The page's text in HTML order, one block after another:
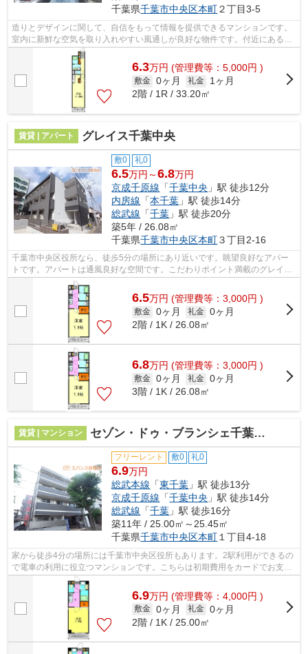
千葉県千葉市中央区本町２丁目3-5
造りとデザインに関して、自信をもって情報を提供できるマンションです。
室内に新鮮な空気を取り入れやすい風通しが良好な物件です。付近にある3
つの駅は、用途や行き先に応じて使い分...
6.3万円 (管理費等：5,000円 )
敷金 0ヶ月 礼金
1ヶ月
2階 / 1R / 33.20㎡
賃貸 | アパート グレイス千葉中央
敷0 礼0
6.5万円～6.8万円
京成千原線 「千葉中央 」駅 徒歩12分
内房線 「本千葉 」駅 徒歩14分
総武線 「千葉 」駅 徒歩20分
築5年 / 26.08㎡
千葉県千葉市中央区本町３丁目2-16
千葉市中央区役所なら、徒歩5分の場所にあり近いです。眺望良好なアパー
トです。アパートは通風良好な空間です。こだわりポイント満載のグレイス
千葉中央。エバンス 蘇我店へのお問い...
6.5万円 (管理費等：3,000円 )
敷金 0ヶ月 礼金 0ヶ月
2階 / 1K / 26.08㎡
6.8万円 (管理費等：3,000円 )
敷金 0ヶ月 礼金 0ヶ月
3階 / 1K / 26.08㎡
賃貸 | マンション セゾン・ドゥ・ブランシェ千葉中央
フリーレント 敷0 礼0
6.9万円
総武本線 「東千葉 」駅 徒歩13分
京成千原線 「千葉中央 」駅 徒歩14分
総武線 「千葉 」駅 徒歩16分
築11年 / 25.00㎡～25.45㎡
千葉県千葉市中央区本町１丁目4-18
家から徒歩4分の場所には千葉市中央区役所もあります。2駅利用ができるの
で電車の利用に役立つマンションです。こちらは初期費用をカードでお支払
いいただける物件なので、支払い手続...
6.9万円 (管理費等：4,000円 )
敷金 0ヶ月 礼金 0ヶ月
2階 / 1K / 25.00㎡